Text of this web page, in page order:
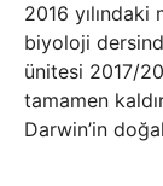
2016
biyoloji
ünitesi 2017/
tamamen
Darwin’in